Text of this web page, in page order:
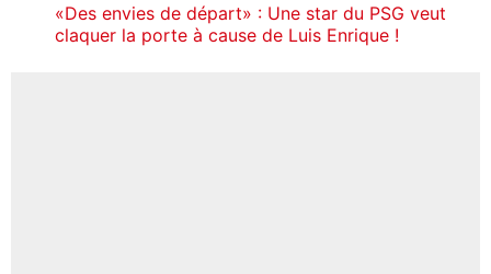
«Des envies de départ» : Une star du PSG veut
claquer la porte à cause de Luis Enrique !